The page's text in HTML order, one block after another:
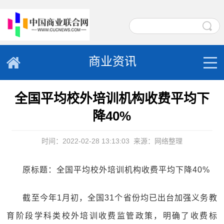
商业资讯
全国平均校外培训机构收费平均下
降40%
时间：2022-02-28 13:13:03 来源：网络整理
原标题：全国平均校外培训机构收费平均下降40%
截至今年1月初，全国31个省份均已出台加强义务教
育阶段学科类校外培训收费监管政策，明确了收费标